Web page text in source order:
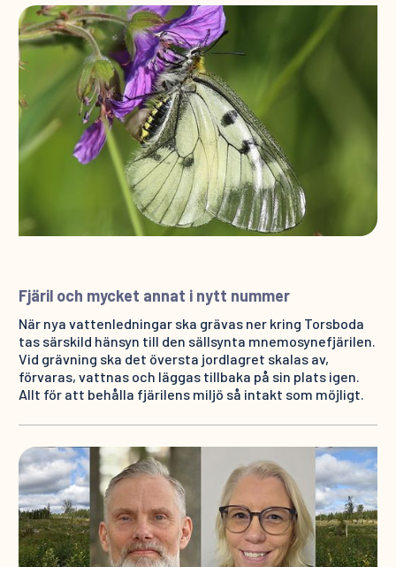
Fjäril och mycket annat i nytt nummer
När nya vattenledningar ska grävas ner kring Torsboda
tas särskild hänsyn till den sällsynta mnemosynefjärilen.
Vid grävning ska det översta jordlagret skalas av,
förvaras, vattnas och läggas tillbaka på sin plats igen.
Allt för att behålla fjärilens miljö så intakt som möjligt.